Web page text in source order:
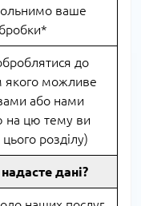
ваше
до
якого можливе
або нами
на цю тему ви
розділу)
дані?